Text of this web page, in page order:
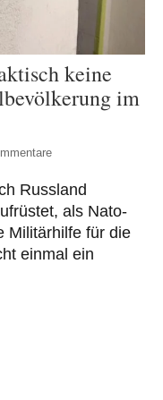
keine
im
Russland
als Nato-
Militärhilfe für die
einmal ein